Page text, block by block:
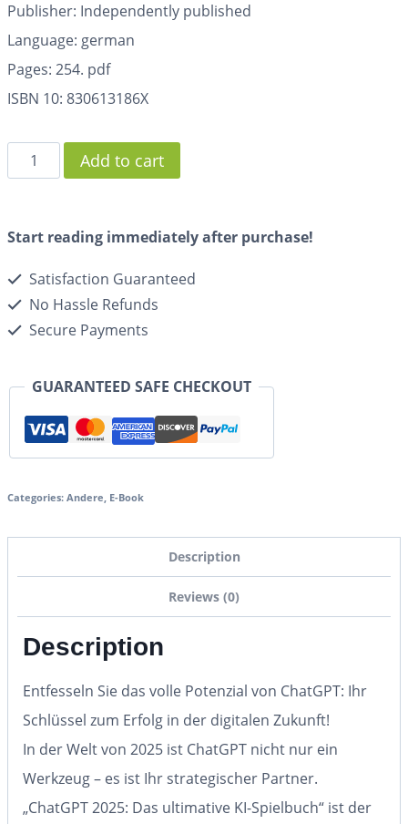
Publisher: Independently published
Language: german
Pages: 254. pdf
ISBN 10: 830613186X
Add to cart
Start reading immediately after purchase!
Satisfaction Guaranteed
No Hassle Refunds
Secure Payments
GUARANTEED SAFE CHECKOUT
Categories: Andere, E-Book
Description
Reviews (0)
Description
Entfesseln Sie das volle Potenzial von ChatGPT: Ihr
Schlüssel zum Erfolg in der digitalen Zukunft!
In der Welt von 2025 ist ChatGPT nicht nur ein
Werkzeug – es ist Ihr strategischer Partner.
„ChatGPT 2025: Das ultimative KI-Spielbuch“ ist der